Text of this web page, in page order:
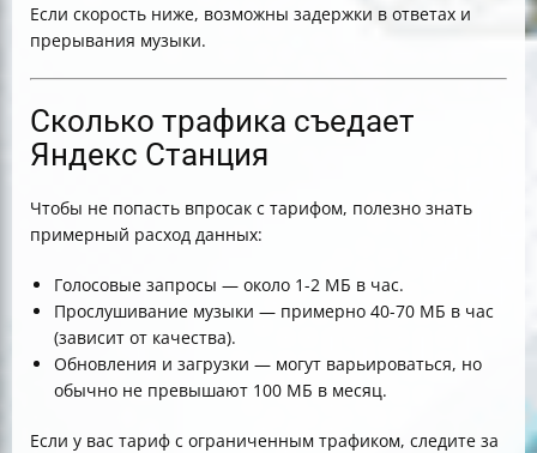
Если скорость ниже, возможны задержки в ответах и
прерывания музыки.
Сколько трафика съедает
Яндекс Станция
Чтобы не попасть впросак с тарифом, полезно знать
примерный расход данных:
Голосовые запросы — около 1-2 МБ в час.
Прослушивание музыки — примерно 40-70 МБ в час
(зависит от качества).
Обновления и загрузки — могут варьироваться, но
обычно не превышают 100 МБ в месяц.
Если у вас тариф с ограниченным трафиком, следите за